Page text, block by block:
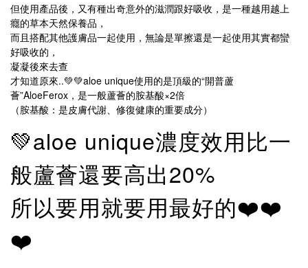
但使用產品後，又有種出奇意外的滋潤跟好吸收，是一種越用越上
癮的草本天然保養品，
而且搭配其他護膚品一起使用，無論是單擦還是一起使用其實都蠻
好吸收的，
凝凝後來去查
才知道原來..💚💚aloe unique使用的是頂級的“開普蘆
薈”AloeFerox，是一般蘆薈的胺基酸×2倍
（胺基酸：是皮膚代謝、修復健康的重要成分）
💚aloe unique濃度效用比一
般蘆薈還要高出20%
所以要用就要用最好的❤️❤️
❤️